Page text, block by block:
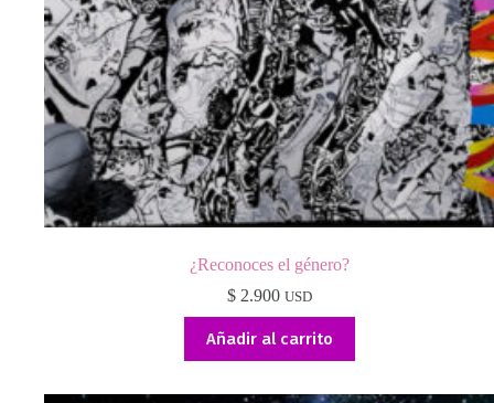
¿Reconoces el género?
$2.900 USD
Añadir al carrito